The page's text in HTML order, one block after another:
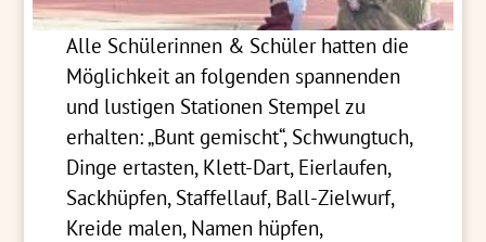
Alle Schülerinnen & Schüler hatten die
Möglichkeit an folgenden spannenden
und lustigen Stationen Stempel zu
erhalten: „Bunt gemischt“, Schwungtuch,
Dinge ertasten, Klett-Dart, Eierlaufen,
Sackhüpfen, Staffellauf, Ball-Zielwurf,
Kreide malen, Namen hüpfen,